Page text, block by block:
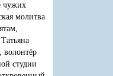
чужих
молитва
волонтёр
студии